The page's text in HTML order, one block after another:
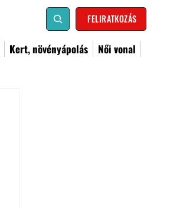
FELIRATKOZÁS
Kert, növényápolás
Női vonal